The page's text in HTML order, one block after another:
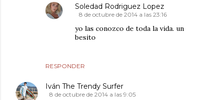
RESPONDER
Soledad Rodriguez Lopez
8 de octubre de 2014 a las 23:16
yo las conozco de toda la vida. un
besito
Iván The Trendy Surfer
8 de octubre de 2014 a las 9:05